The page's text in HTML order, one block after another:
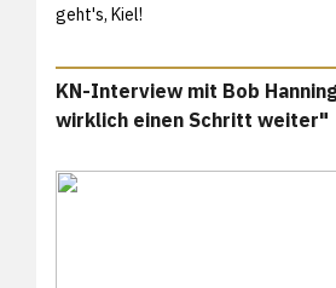
geht's, Kiel!
KN-Interview mit Bob
wirklich einen Schritt weiter"